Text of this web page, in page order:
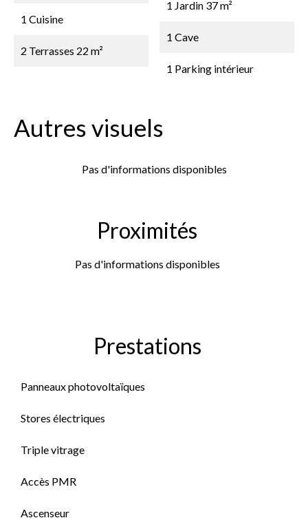
1 Cuisine
2 Terrasses 22 m²
1 Jardin 37 m²
1 Cave
1 Parking intérieur
Autres visuels
Pas d'informations disponibles
Proximités
Pas d'informations disponibles
Prestations
Panneaux photovoltaïques
Stores électriques
Triple vitrage
Accès PMR
Ascenseur